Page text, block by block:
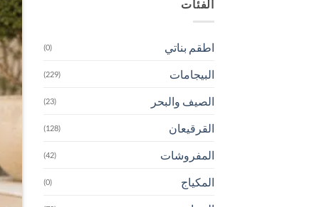
الفئات
اطقم بناتي (0)
البيجامات (229)
الصيف والبحر (23)
القرقيعان (128)
المفروشات (42)
المكياج (0)